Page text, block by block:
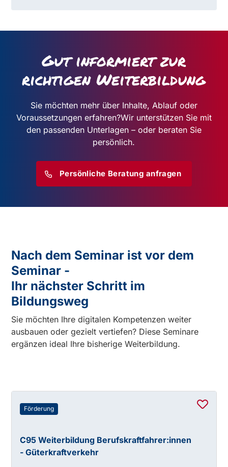
Gut informiert zur
richtigen Weiterbildung
Sie möchten mehr über Inhalte, Ablauf oder
Voraussetzungen erfahren?Wir unterstützen Sie mit
den passenden Unterlagen – oder beraten Sie
persönlich.
Persönliche Beratung anfragen
Nach dem Seminar ist vor dem
Seminar -
Ihr nächster Schritt im
Bildungsweg
Sie möchten Ihre digitalen Kompetenzen weiter
ausbauen oder gezielt vertiefen? Diese Seminare
ergänzen ideal Ihre bisherige Weiterbildung.
Förderung
C95 Weiterbildung Berufskraftfahrer:innen
- Güterkraftverkehr